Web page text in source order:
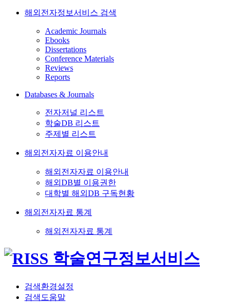
해외전자정보서비스 검색
Academic Journals
Ebooks
Dissertations
Conference Materials
Reviews
Reports
Databases & Journals
전자저널 리스트
학술DB 리스트
주제별 리스트
해외전자자료 이용안내
해외전자자료 이용안내
해외DB별 이용권한
대학별 해외DB 구독현황
해외전자자료 통계
해외전자자료 통계
검색환경설정
검색도움말